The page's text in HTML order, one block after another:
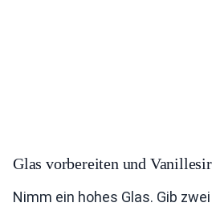
Glas vorbereiten und
Nimm ein hohes Glas. Gib